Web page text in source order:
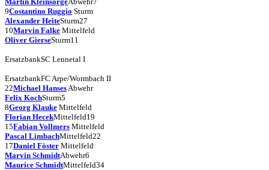
9Costantino Ruggio Sturm
Alexander HeiteSturm27
10Marvin Falke Mittelfeld
Oliver GierseSturm11
ErsatzbankSC Lennetal I
ErsatzbankFC Arpe/Wormbach II
22Michael HansesAbwehr
Felix KochSturm5
8Georg Klauke Mittelfeld
Florian HecekMittelfeld19
15Fabian Vollmers Mittelfeld
Pascal LimbachMittelfeld22
17Daniel Föster Mittelfeld
Marvin SchmidtAbwehr6
Maurice SchmidtMittelfeld34